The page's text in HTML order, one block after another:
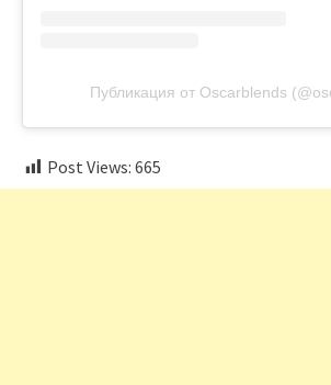
Публикация от Oscarblends
Post Views: 665